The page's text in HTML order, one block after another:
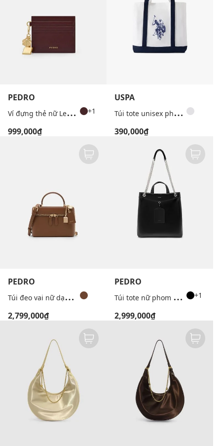
PEDRO
V
í đựng thẻ nữ Leather Keychain +1
999,000₫
USPA
T
úi tote unisex phom chữ nhật in logo
390,000₫
PEDRO
T
úi đeo vai nữ dạng hộp Ari
2,799,000₫
PEDRO
T
úi tote nữ phom chữ nhật Cassier +1
2,999,000₫